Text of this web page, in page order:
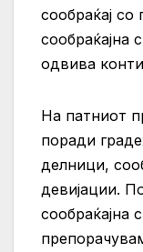
сообраќај
сообраќајна
одвива
На патниот
поради
делници,
девијации.
сообраќајна